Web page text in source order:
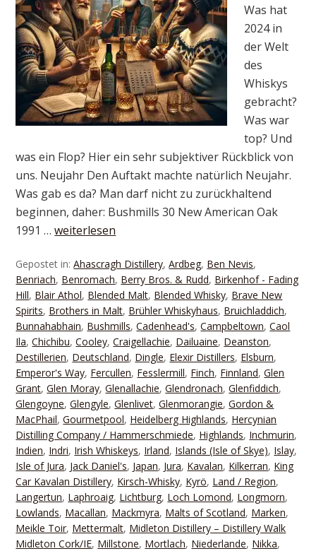
Was hat
2024 in
der Welt
des
Whiskys
gebracht?
Was war
top? Und
was ein Flop? Hier ein sehr subjektiver Rückblick von
uns. Neujahr Den Auftakt machte natürlich Neujahr.
Was gab es da? Man darf nicht zu zurückhaltend
beginnen, daher: Bushmills 30 New American Oak
1991 …weiterlesen
Gepostet in:Ahascragh Distillery,Ardbeg, Ben Nevis,
Benriach, Benromach, Berry Bros. & Rudd, Birkenhof - Fading
Hill, Blair Athol, Blended Malt, Blended Whisky, Brave New
Spirits, Brothers in Malt, Brühler Whiskyhaus, Bruichladdich,
Bunnahabhain, Bushmills,Cadenhead's,Campbeltown,Caol
Ila,Chichibu,Cooley,Craigellachie, Dailuaine, Deanston,
Destillerien, Deutschland, Dingle, Elexir Distillers, Elsburn,
Emperor's Way, Fercullen, Fesslermill, Finch, Finnland,Glen
Grant,Glen Moray,Glenallachie,Glendronach,Glenfiddich,
Glengoyne,Glengyle,Glenlivet,Glenmorangie,Gordon &
MacPhail,Gourmetpool, Heidelberg Highlands, Hercynian
Distilling Company / Hammerschmiede, Highlands, Inchmurin,
Indien, Indri, Irish Whiskeys, Irland, Islands (Isle of Skye), Islay,
Isle of Jura, Jack Daniel's, Japan, Jura, Kavalan, Kilkerran, King
Car Kavalan Distillery, Kirsch-Whisky, Kyrö, Land / Region,
Langertun, Laphroaig, Lichtburg, Loch Lomond, Longmorn,
Lowlands, Macallan, Mackmyra, Malts of Scotland, Marken,
Meikle Toir, Mettermalt, Midleton Distillery – Distillery Walk
Midleton Cork/IE, Millstone, Mortlach, Niederlande, Nikka,